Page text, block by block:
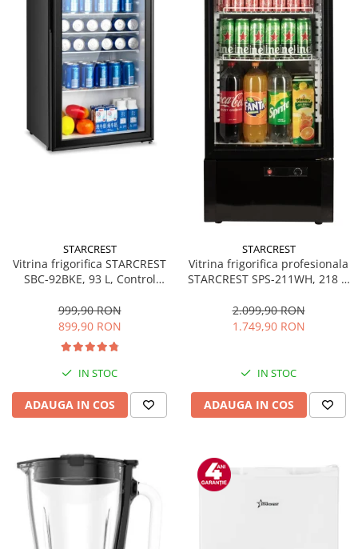
STARCREST
Vitrina frigorifica STARCREST
SBC-92BKE, 93 L, Control
83.2 cm, Negru
999,90 RON
899,90 RON
IN STOC
ADAUGA IN COS
STARCREST
Vitrina frigorifica profesionala
STARCREST SPS-211WH, 218 L,
LED, H 141 cm, Negru
2.099,90 RON
1.749,90 RON
IN STOC
ADAUGA IN COS